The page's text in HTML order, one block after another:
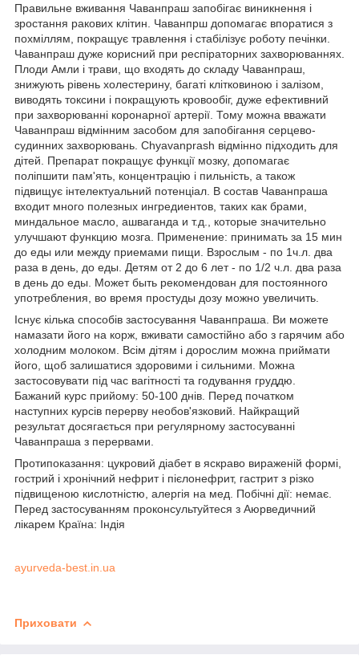
Правильне вживання Чаванпраш запобігає виникнення і
зростання ракових клітин. Чаванпрш допомагає впоратися з
похміллям, покращує травлення і стабілізує роботу печінки.
Чаванпраш дуже корисний при респіраторних захворюваннях.
Плоди Амли і трави, що входять до складу Чаванпраш,
знижують рівень холестерину, багаті клітковиною і залізом,
виводять токсини і покращують кровообіг, дуже ефективний
при захворюванні коронарної артерії. Тому можна вважати
Чаванпраш відмінним засобом для запобігання серцево-
судинних захворювань. Chyavanprash відмінно підходить для
дітей. Препарат покращує функції мозку, допомагає
поліпшити пам'ять, концентрацію і пильність, а також
підвищує інтелектуальний потенціал. В состав Чаванпраша
входит много полезных ингредиентов, таких как брами,
миндальное масло, ашваганда и т.д., которые значительно
улучшают функцию мозга. Применение: принимать за 15 мин
до еды или между приемами пищи. Взрослым - по 1ч.л. два
раза в день, до еды. Детям от 2 до 6 лет - по 1/2 ч.л. два раза
в день до еды. Может быть рекомендован для постоянного
употребления, во время простуды дозу можно увеличить.
Існує кілька способів застосування Чаванпраша. Ви можете
намазати його на корж, вживати самостійно або з гарячим або
холодним молоком. Всім дітям і дорослим можна приймати
його, щоб залишатися здоровими і сильними. Можна
застосовувати під час вагітності та годування груддю.
Бажаний курс прийому: 50-100 днів. Перед початком
наступних курсів перерву необов'язковий. Найкращий
результат досягається при регулярному застосуванні
Чаванпраша з перервами.
Протипоказання: цукровий діабет в яскраво вираженій формі,
гострий і хронічний нефрит і пієлонефрит, гастрит з різко
підвищеною кислотністю, алергія на мед. Побічні дії: немає.
Перед застосуванням проконсультуйтеся з Аюрведичний
лікарем Країна: Індія
ayurveda-best.in.ua
Приховати